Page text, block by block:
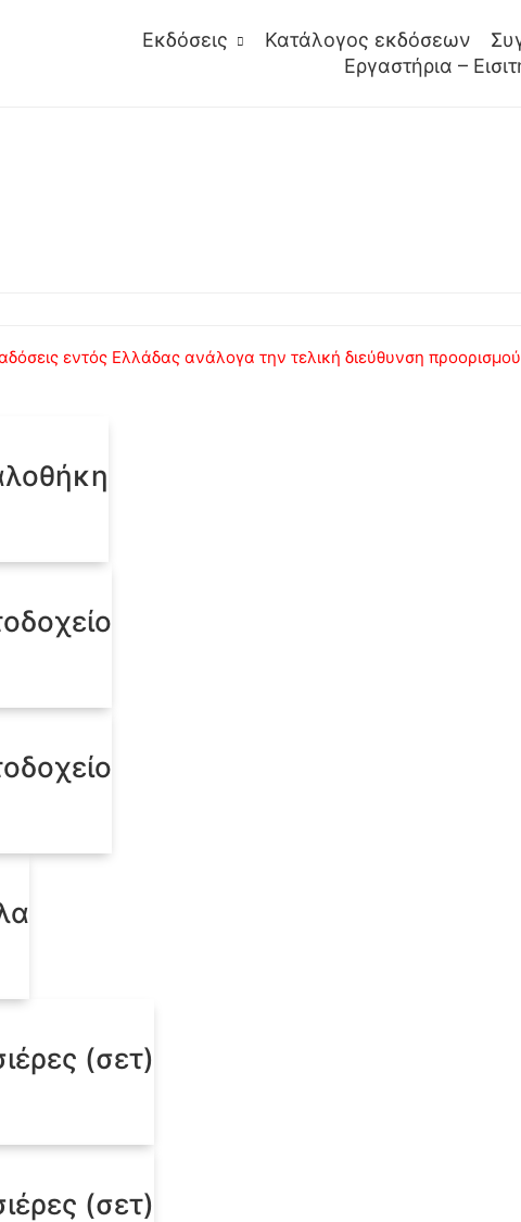
Εκδόσεις Κατάλογος εκδόσεων
Εργαστήρια –
εντός Ελλάδας ανάλογα την τελική διεύθυνση προορισμού
(σετ)
(σετ)